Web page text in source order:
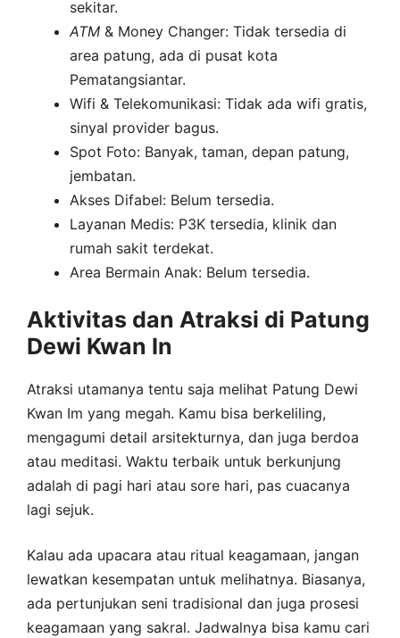
sekitar.
ATM & Money Changer: Tidak tersedia di
area patung, ada di pusat kota
Pematangsiantar.
Wifi & Telekomunikasi: Tidak ada wifi gratis,
sinyal provider bagus.
Spot Foto: Banyak, taman, depan patung,
jembatan.
Akses Difabel: Belum tersedia.
Layanan Medis: P3K tersedia, klinik dan
rumah sakit terdekat.
Area Bermain Anak: Belum tersedia.
Aktivitas dan Atraksi di Patung
Dewi Kwan In
Atraksi utamanya tentu saja melihat Patung Dewi
Kwan Im yang megah. Kamu bisa berkeliling,
mengagumi detail arsitekturnya, dan juga berdoa
atau meditasi. Waktu terbaik untuk berkunjung
adalah di pagi hari atau sore hari, pas cuacanya
lagi sejuk.
Kalau ada upacara atau ritual keagamaan, jangan
lewatkan kesempatan untuk melihatnya. Biasanya,
ada pertunjukan seni tradisional dan juga prosesi
keagamaan yang sakral. Jadwalnya bisa kamu cari